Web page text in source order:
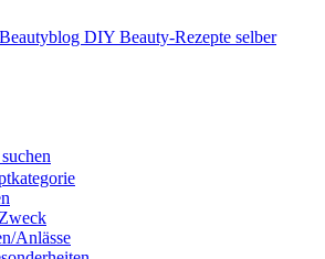
– Natürlich schön:
DIY Beautyblog
Anlässe